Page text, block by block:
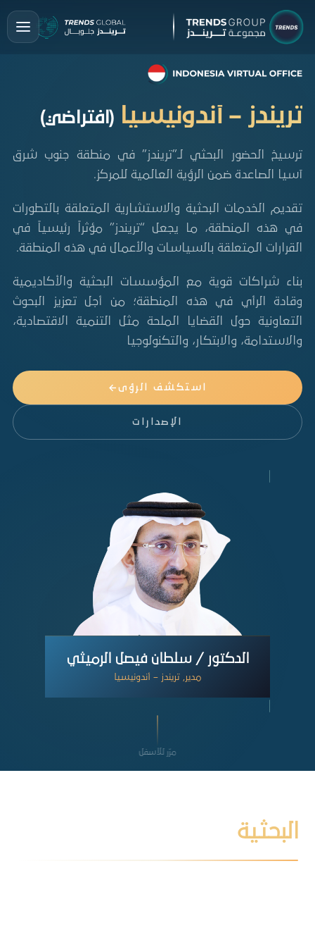
تريندز – أندونيسيا (افتراضي)
ترسيخ الحضور البحثي لـ”تريندز” في منطقة جنوب شرق
آسيا الصاعدة ضمن الرؤية العالمية للمركز.
تقديم الخدمات البحثية والاستشارية المتعلقة بالتطورات
في هذه المنطقة، ما يجعل “تريندز” مؤثراً رئيسياً في
القرارات المتعلقة بالسياسات والأعمال في هذه المنطقة.
بناء شراكات قوية مع المؤسسات البحثية والأكاديمية
وقادة الرأي في هذه المنطقة؛ من أجل تعزيز البحوث
التعاونية حول القضايا الملحة مثل التنمية الاقتصادية،
والاستدامة، والابتكار، والتكنولوجيا
استكشف الرؤى
الإصدارات
الدكتور / سلطان فيصل الرميثي
مدير, تريندز – أندونيسيا
مرّر للأسفل
البحثية